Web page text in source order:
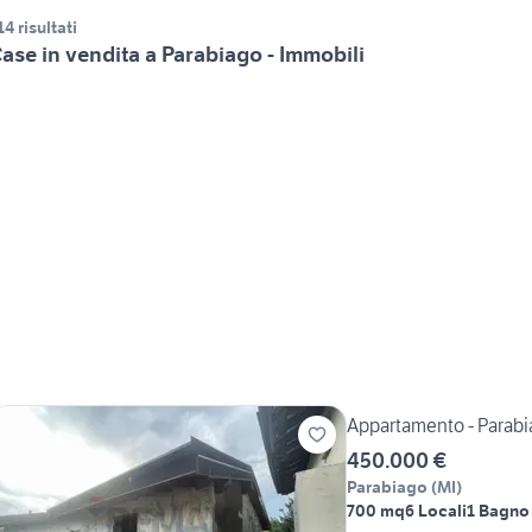
risultati
in vendita a Parabiago - Immobili
Appartamento -
450.000 €
Parabiago (MI)
700 mq6 Locali1 Bagno